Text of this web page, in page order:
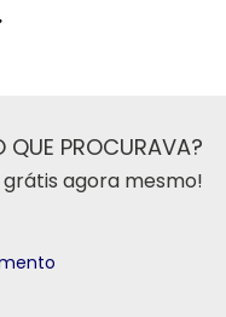
QUE PROCURAVA?
agora mesmo!